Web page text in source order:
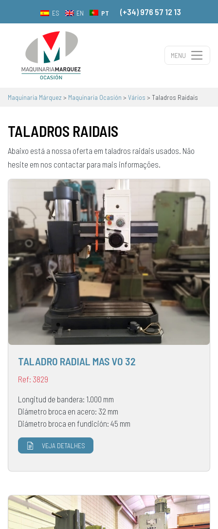
ES EN PT (+34) 976 57 12 13
Navegação principal
MENU
Maquinaria Márquez > Maquinaria Ocasión > Vários > Taladros Raidais
TALADROS RAIDAIS
Abaixo está a nossa oferta em taladros raidais usados. Não
hesite em nos contactar para mais informações.
TALADRO RADIAL MAS VO 32
Ref: 3829
Longitud de bandera: 1.000 mm
Diámetro broca en acero: 32 mm
Diámetro broca en fundición: 45 mm
VEJA DETALHES